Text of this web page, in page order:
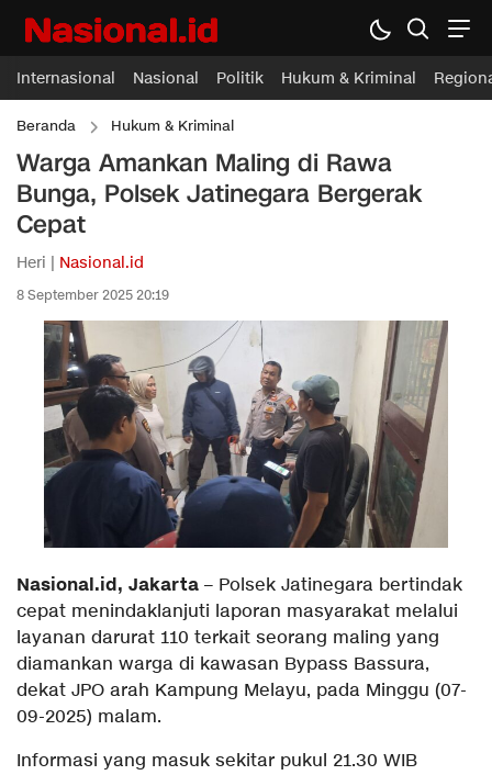
Internasional Nasional Politik Hukum & Kriminal
Beranda Hukum & Kriminal
Warga Amankan Maling di Rawa
Bunga, Polsek Jatinegara Bergerak
Cepat
Heri | Nasional.id
8 September 2025 20:19
Nasional.id, Jakarta – Polsek Jatinegara bertindak
cepat menindaklanjuti laporan masyarakat melalui
layanan darurat 110 terkait seorang maling yang
diamankan warga di kawasan Bypass Bassura,
dekat JPO arah Kampung Melayu, pada Minggu (07-
09-2025) malam.
Informasi yang masuk sekitar pukul 21.30 WIB